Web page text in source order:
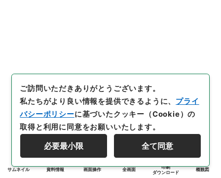
サムネイル 資料情報 画面操作 全画面
印刷
ダウンロード
概観図
ご訪問いただきありがとうございます。
私たちがより良い情報を提供できるように、 プライ
バシーポリシーに基づいたクッキー（Cookie）の
取得と利用に同意をお願いいたします。
必要最小限 全て同意